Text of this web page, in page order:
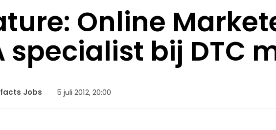
Online
specialist bij DTC
Jobs 5 juli 2012, 20:00